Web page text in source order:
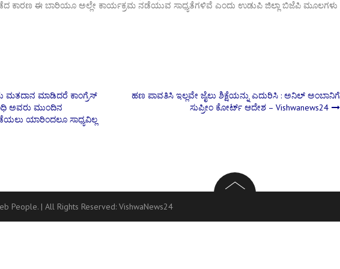
ಕಾರಣ ಈ ಬಾರಿಯೂ ಅಲ್ಲೇ ಕಾರ್ಯಕ್ರಮ ನಡೆಯುವ ಸಾಧ್ಯತೆಗಳಿವೆ ಎಂದು ಉಡುಪಿ ಜಿಲ್ಲಾ ಬಿಜೆಪಿ ಮೂಲಗಳು
ಮತದಾನ ಮಾಡಿದರೆ ಕಾಂಗ್ರೆಸ್‌
ಅವರು ಮುಂದಿನ
ಯಾರಿಂದಲೂ ಸಾಧ್ಯವಿಲ್ಲ
ಹಣ ಪಾವತಿಸಿ ಇಲ್ಲವೇ ಜೈಲು ಶಿಕ್ಷೆಯನ್ನು ಎದುರಿಸಿ : ಅನಿಲ್ ಅಂಬಾನಿಗೆ
ಸುಪ್ರೀಂ ಕೋರ್ಟ್‌ ಆದೇಶ – Vishwanews24
People. | All Rights Reserved: VishwaNews24